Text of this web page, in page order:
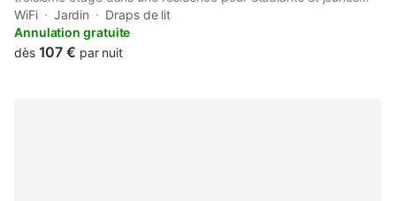
employés. Sans vis-à-vis, très calme, il y a tout ce qu'il faut
dans la kitchenette, idéal pour déplacement professionnel. 8
minutes à pieds à la gare RER de Rueil-Malmaison, 10 minutes
WiFi Jardin
Draps de lit
Annulation gratuite
dès 107 € par nuit